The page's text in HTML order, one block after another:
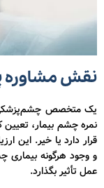
نقش مشاوره
یک متخصص چشم‌پزشکی
نمره چشم بیمار، تعیین
قرار دارد یا خیر. این
و وجود هرگونه
عمل تأثیر بگذارد.